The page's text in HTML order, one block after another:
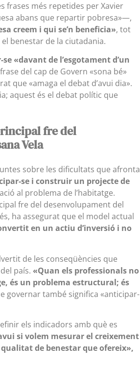
frases més repetides per Xavier
abans que repartir pobresa»—,
creem i qui se’n beneficia», tot
benestar de la ciutadania.
«davant de l’esgotament d’un
del cap de Govern «sona bé»
que «amaga el debat d’avui dia».
aquest és el debat polític que
fre del
Vela
sobre les dificultats que afronta
se i construir un projecte de
al problema de l’habitatge.
fre del desenvolupament del
ha assegurat que el model actual
en un actiu d’inversió i no
de les conseqüències que
país. «Quan els professionals no
és un problema estructural; és
governar també significa «anticipar-
els indicadors amb què es
si volem mesurar el creixement
de benestar que ofereix»,